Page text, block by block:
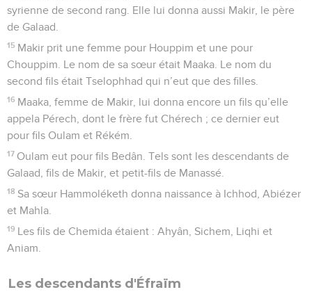
syrienne de second rang. Elle lui donna aussi Makir, le père
de Galaad.
15 Makir prit une femme pour Houppim et une pour
Chouppim. Le nom de sa sœur était Maaka. Le nom du
second fils était Tselophhad qui n’eut que des filles.
16 Maaka, femme de Makir, lui donna encore un fils qu’elle
appela Pérech, dont le frère fut Chérech ; ce dernier eut
pour fils Oulam et Rékém.
17 Oulam eut pour fils Bedân. Tels sont les descendants de
Galaad, fils de Makir, et petit-fils de Manassé.
18 Sa sœur Hammoléketh donna naissance à Ichhod, Abiézer
et Mahla.
19 Les fils de Chemida étaient : Ahyân, Sichem, Liqhi et
Aniam.
Les descendants d'Éfraïm